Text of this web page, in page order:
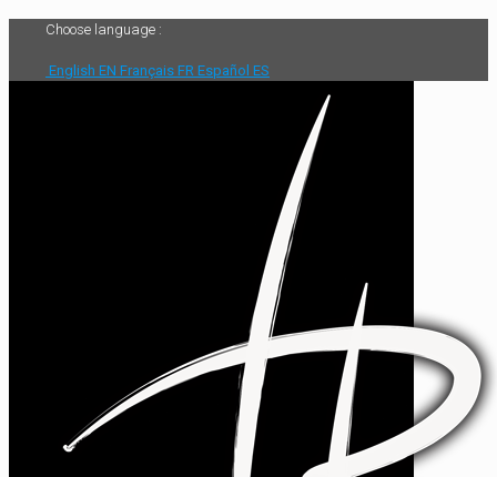
Choose language :
English EN Français FR Español ES